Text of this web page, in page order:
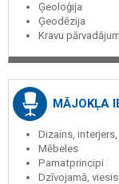
Ģeoloģija
Ģeodēzija
Kravu
MĀJOKĻA
Dizains,
Mēbeles
Pamatprincipi
Dzīvojamā,